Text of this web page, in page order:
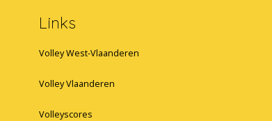
Links
Volley West-Vlaanderen
Volley Vlaanderen
Volleyscores